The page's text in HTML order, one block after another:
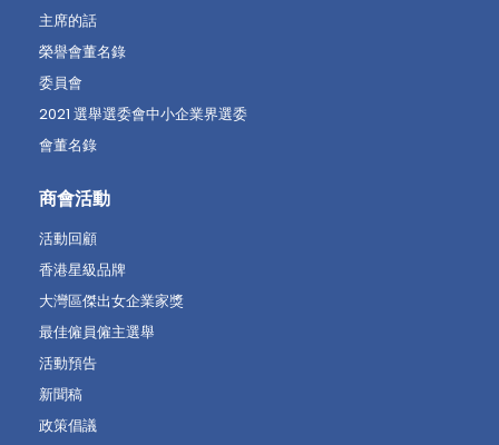
主席的話
榮譽會董名錄
委員會
2021 選舉選委會中小企業界選委
會董名錄
商會活動
活動回顧
香港星級品牌
大灣區傑出女企業家獎
最佳僱員僱主選舉
活動預告
新聞稿
政策倡議